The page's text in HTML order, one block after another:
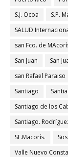
S.J. Ocoa
S.P.
SALUD
san Fco. de
San Juan
San
san Rafael Paraiso
Santiago
Santiago de los
Santiago.
SF.Macorís.
Valle Nuevo